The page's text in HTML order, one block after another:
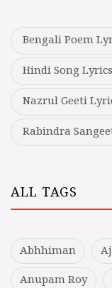
Bengali Poem
Hindi Song Lyrics
Nazrul Geeti
Rabindra
ALL TAGS
Abhhiman
Anupam Roy